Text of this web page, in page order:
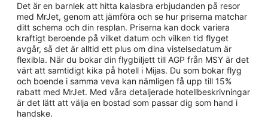
Det är en barnlek att hitta kalasbra erbjudanden på resor
med MrJet, genom att jämföra och se hur priserna matchar
ditt schema och din resplan. Priserna kan dock variera
kraftigt beroende på vilket datum och vilken tid flyget
avgår, så det är alltid ett plus om dina vistelsedatum är
flexibla. När du bokar din flygbiljett till AGP från MSY är det
värt att samtidigt kika på hotell i Mijas. Du som bokar flyg
och boende i samma veva kan nämligen få upp till 15%
rabatt med MrJet. Med våra detaljerade hotellbeskrivningar
är det lätt att välja en bostad som passar dig som hand i
handske.